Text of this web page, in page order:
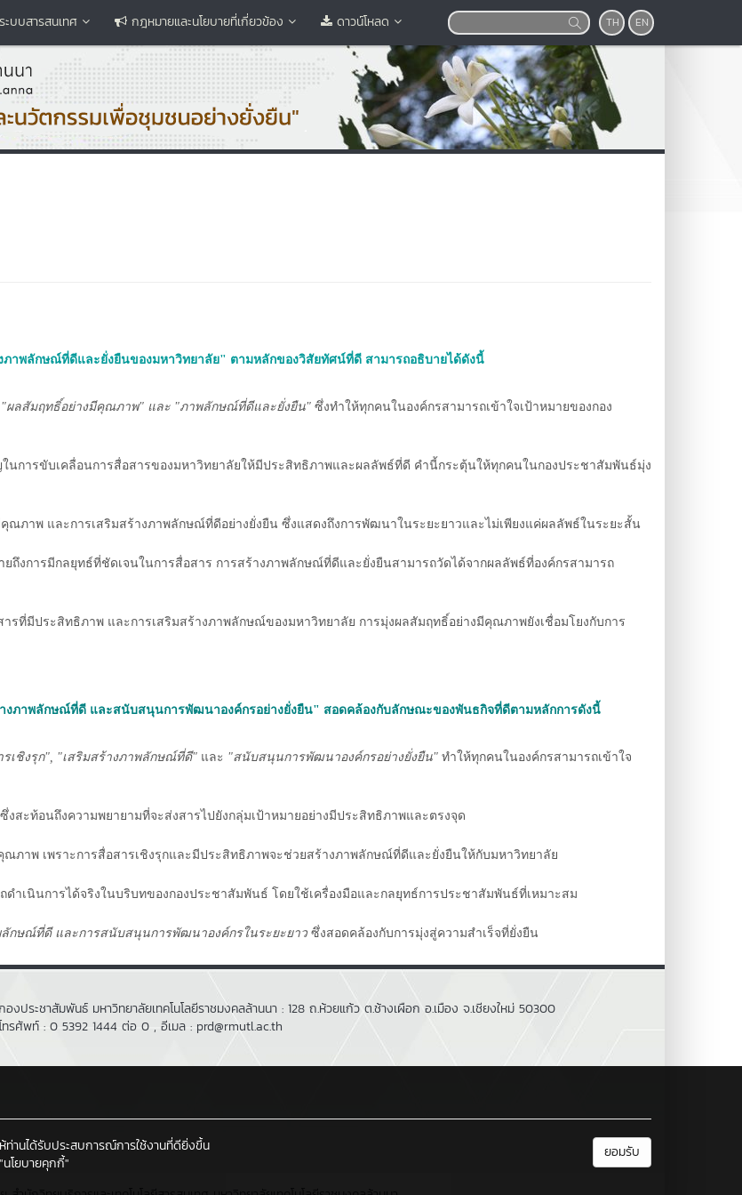
ระบบสารสนเทศ กฎหมายและนโยบายที่เกี่ยวข้อง ดาวน์โหลด TH EN
าพลักษณ์ที่ดีและยั่งยืนของมหาวิทยาลัย" ตามหลักของวิสัยทัศน์ที่ดี สามารถอธิบายได้ดังนี้
"ผลสัมฤทธิ์อย่างมีคุณภาพ" และ "ภาพลักษณ์ที่ดีและยั่งยืน" ซึ่งทำให้ทุกคนในองค์กรสามารถเข้าใจเป้าหมายของกอง
นการขับเคลื่อนการสื่อสารของมหาวิทยาลัยให้มีประสิทธิภาพและผลลัพธ์ที่ดี คำนี้กระตุ้นให้ทุกคนในกองประชาสัมพันธ์มุ่ง
ภาพ และการเสริมสร้างภาพลักษณ์ที่ดีอย่างยั่งยืน ซึ่งแสดงถึงการพัฒนาในระยะยาวและไม่เพียงแค่ผลลัพธ์ในระยะสั้น
ยถึงการมีกลยุทธ์ที่ชัดเจนในการสื่อสาร การสร้างภาพลักษณ์ที่ดีและยั่งยืนสามารถวัดได้จากผลลัพธ์ที่องค์กรสามารถ
ที่มีประสิทธิภาพ และการเสริมสร้างภาพลักษณ์ของมหาวิทยาลัย การมุ่งผลสัมฤทธิ์อย่างมีคุณภาพยังเชื่อมโยงกับการ
งภาพลักษณ์ที่ดี และสนับสนุนการพัฒนาองค์กรอย่างยั่งยืน" สอดคล้องกับลักษณะของพันธกิจที่ดีตามหลักการดังนี้
รเชิงรุก", "เสริมสร้างภาพลักษณ์ที่ดี" และ "สนับสนุนการพัฒนาองค์กรอย่างยั่งยืน" ทำให้ทุกคนในองค์กรสามารถเข้าใจ
ซึ่งสะท้อนถึงความพยายามที่จะส่งสารไปยังกลุ่มเป้าหมายอย่างมีประสิทธิภาพและตรงจุด
าพ เพราะการสื่อสารเชิงรุกและมีประสิทธิภาพจะช่วยสร้างภาพลักษณ์ที่ดีและยั่งยืนให้กับมหาวิทยาลัย
ำเนินการได้จริงในบริบทของกองประชาสัมพันธ์ โดยใช้เครื่องมือและกลยุทธ์การประชาสัมพันธ์ที่เหมาะสม
ลักษณ์ที่ดี และการสนับสนุนการพัฒนาองค์กรในระยะยาว ซึ่งสอดคล้องกับการมุ่งสู่ความสำเร็จที่ยั่งยืน
องประชาสัมพันธ์ มหาวิทยาลัยเทคโนโลยีราชมงคลล้านนา : 128 ถ.ห้วยแก้ว ต.ช้างเผือก อ.เมือง จ.เชียงใหม่ 50300
ทรศัพท์ : 0 5392 1444 ต่อ 0 , อีเมล : prd@rmutl.ac.th
ห้ท่านได้รับประสบการณ์การใช้งานที่ดียิ่งขึ้น
"นโยบายคุกกี้"
ยอมรับ